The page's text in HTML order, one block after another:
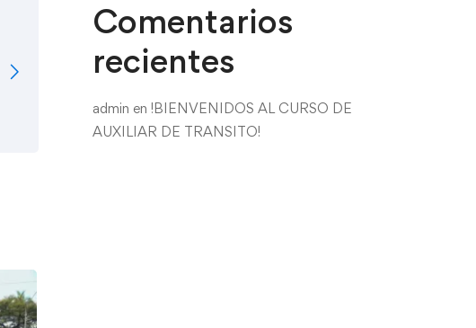
Comentarios
recientes
admin en !BIENVENIDOS AL CURSO DE
AUXILIAR DE TRANSITO!